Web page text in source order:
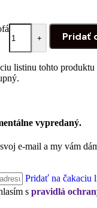
+ Pridať
listinu tohto
vypredaný.
e-mail a my vám
Pridať na čakaciu
s pravidlá